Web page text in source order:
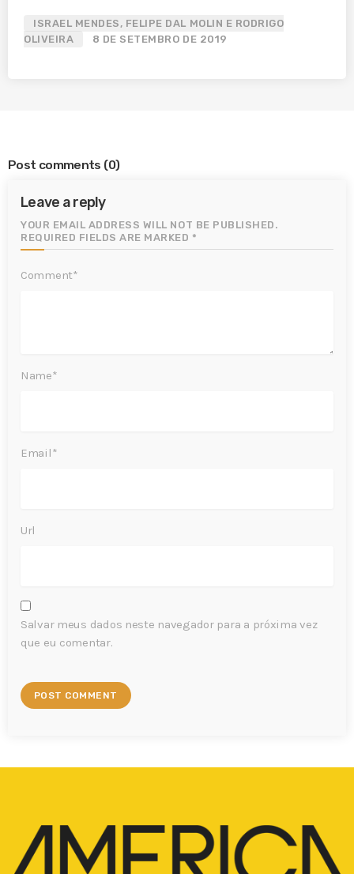
ISRAEL MENDES, FELIPE DAL MOLIN E RODRIGO
OLIVEIRA
8 DE SETEMBRO DE 2019
Post comments (0)
Leave a reply
YOUR EMAIL ADDRESS WILL NOT BE PUBLISHED.
REQUIRED FIELDS ARE MARKED *
Comment*
Name*
Email*
Url
Salvar meus dados neste navegador para a próxima vez
que eu comentar.